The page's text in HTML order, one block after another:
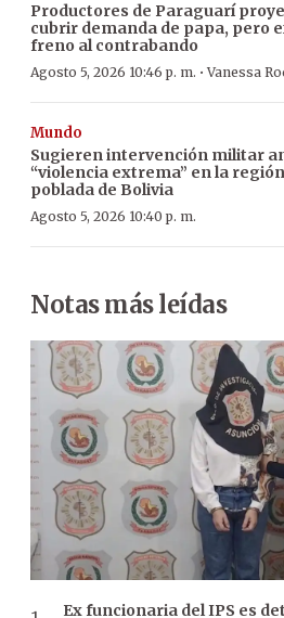
Productores de Paraguarí
cubrir demanda de papa, pero
freno al contrabando
Agosto 5, 2026 10:46 p. m. ·Vanessa
Mundo
Sugieren intervención militar
“violencia extrema” en la
poblada de Bolivia
Agosto 5, 2026 10:40 p. m.
Notas más leídas
Ex funcionaria del IPS es